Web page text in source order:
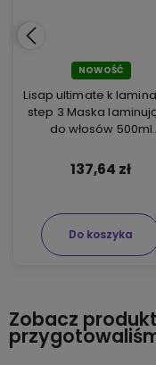
NOWOŚĆ
Lisap ultimate k
step 3 Maska
do włosów 500ml
137,64 zł
Do koszyka
Zobacz